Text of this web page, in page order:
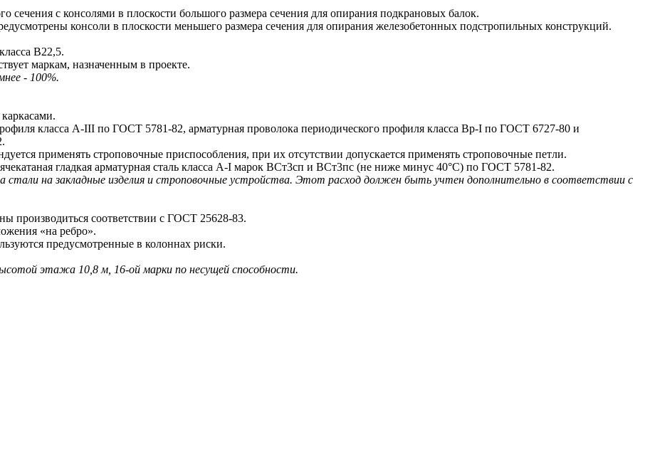
с консолями в плоскости большого размера сечения для опирания подкрановых балок.
консоли в плоскости меньшего размера сечения для опирания железобетонных подстропильных конструкций.
В22,5.
маркам, назначенным в проекте.
- 100%.
класса A-III по ГОСТ 5781-82, арматурная проволока периодического профиля класса Вр-I по ГОСТ 6727-80 и
применять строповочные приспособления, при их отсутствии допускается применять строповочные петли.
гладкая арматурная сталь класса A-I марок ВСт3сп и ВСт3пс (не ниже минус 40°С) по ГОСТ 5781-82.
стали на закладные изделия и строповочные устройства. Этот расход должен быть учтен дополнительно в соответствии с
производиться соответствии с ГОСТ 25628-83.
«на ребро».
предусмотренные в колоннах риски.
этажа 10,8 м, 16-ой марки по несущей способности.